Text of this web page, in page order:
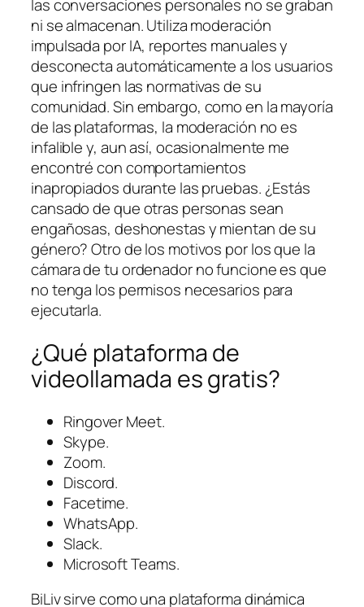
las conversaciones personales no se graban
ni se almacenan. Utiliza moderación
impulsada por IA, reportes manuales y
desconecta automáticamente a los usuarios
que infringen las normativas de su
comunidad. Sin embargo, como en la mayoría
de las plataformas, la moderación no es
infalible y, aun así, ocasionalmente me
encontré con comportamientos
inapropiados durante las pruebas. ¿Estás
cansado de que otras personas sean
engañosas, deshonestas y mientan de su
género? Otro de los motivos por los que la
cámara de tu ordenador no funcione es que
no tenga los permisos necesarios para
ejecutarla.
¿Qué plataforma de
videollamada es gratis?
Ringover Meet.
Skype.
Zoom.
Discord.
Facetime.
WhatsApp.
Slack.
Microsoft Teams.
BiLiv sirve como una plataforma dinámica